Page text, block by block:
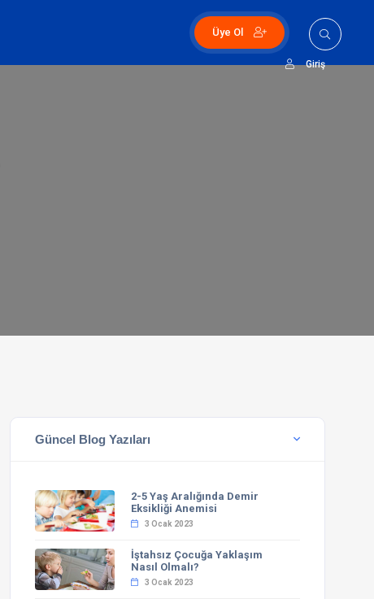
Üye Ol
Giriş
Güncel Blog Yazıları
2-5 Yaş Aralığında Demir
Eksikliği Anemisi
3 Ocak 2023
İştahsız Çocuğa Yaklaşım
Nasıl Olmalı?
3 Ocak 2023